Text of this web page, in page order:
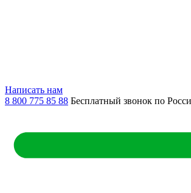
Написать нам
8 800 775 85 88 Бесплатный звонок по